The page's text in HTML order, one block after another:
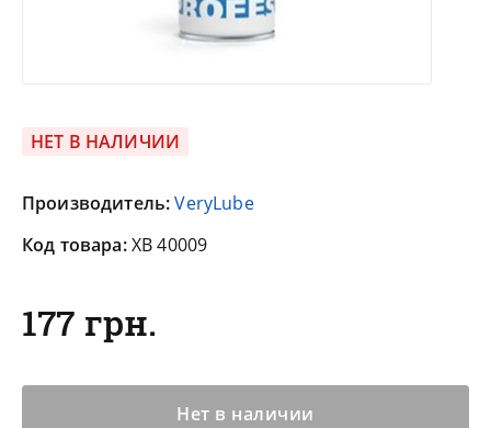
НЕТ В НАЛИЧИИ
Производитель:VeryLube
Код товара:XB 40009
177 грн.
Нет в наличии